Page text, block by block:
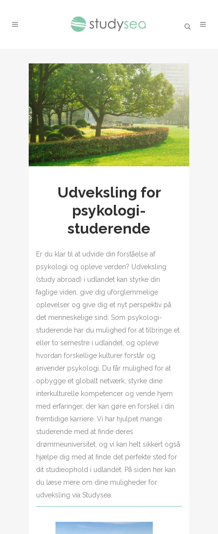
Udveksling for
psykologi-
studerende
Er du klar til at udvide din forståelse af
psykologi og opleve verden? Udveksling
(study abroad) i udlandet kan styrke din
faglige viden, give dig uforglemmelige
oplevelser og give dig et nyt perspektiv på
det menneskelige sind. Som psykologi-
studerende har du mulighed for at tilbringe et
eller to semestre i udlandet, og opleve
hvordan forskellige kulturer forstår og
anvender psykologi. Du får mulighed for at
opbygge et globalt netværk, styrke dine
interkulturelle kompetencer og vende hjem
med erfaringer, der kan gøre en forskel i din
fremtidige karriere. Vi har hjulpet mange
studerende med at finde deres
drømmeuniversitet, og vi kan helt sikkert også
hjælpe dig med at finde det perfekte sted for
dit studieophold i udlandet. På siden her kan
du læse mere om dine muligheder for
udveksling via Studysea.